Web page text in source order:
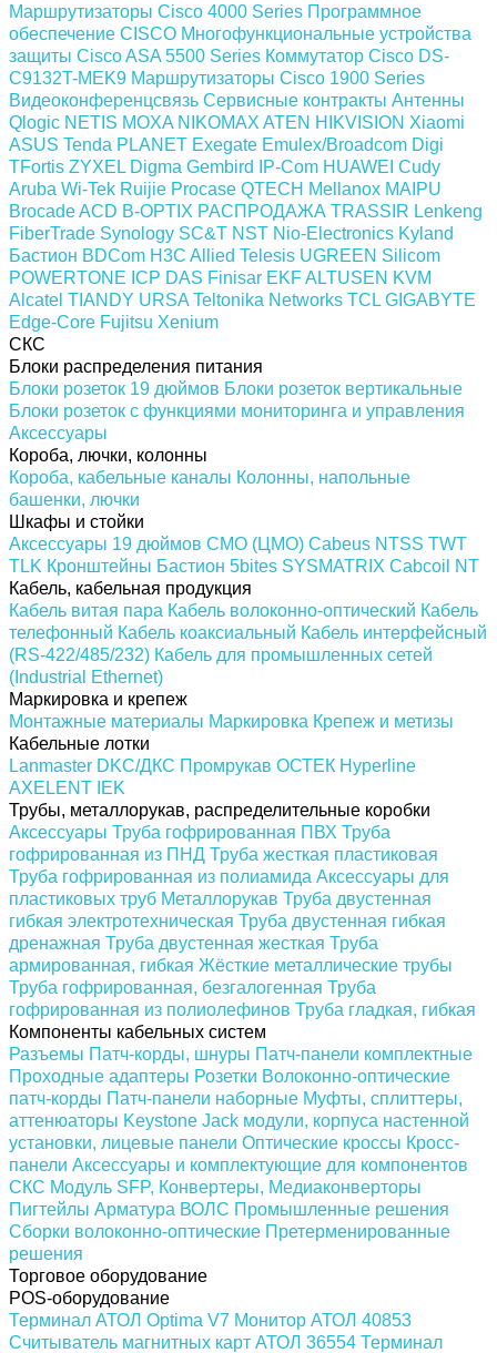
Маршрутизаторы Cisco 4000 Series Программное
обеспечение СISCO Многофункциональные устройства
защиты Cisco ASA 5500 Series Коммутатор Cisco DS-
C9132T-MEK9 Маршрутизаторы Cisco 1900 Series
Видеоконференцсвязь Сервисные контракты Антенны
Qlogic NETIS MOXA NIKOMAX ATEN HIKVISION Xiaomi
ASUS Tenda PLANET Exegate Emulex/Broadcom Digi
TFortis ZYXEL Digma Gembird IP-Com HUAWEI Cudy
Aruba Wi-Tek Ruijie Procase QTECH Mellanox MAIPU
BrocadeACD B-OPTIX РАСПРОДАЖА TRASSIR Lenkeng
FiberTrade Synology SC&T NST Nio-Electronics Kyland
Бастион BDCom H3C Allied Telesis UGREEN Silicom
POWERTONE ICP DAS Finisar EKFALTUSEN KVM
Alcatel TIANDY URSA Teltonika Networks TCL GIGABYTE
Edge-Core Fujitsu Xenium
СКС
Блоки распределения питания
Блоки розеток 19 дюймов Блоки розеток вертикальные
Блоки розеток с функциями мониторинга и управления
Аксессуары
Короба, лючки, колонны
Короба, кабельные каналы Колонны, напольные
башенки, лючки
Шкафы и стойки
Аксессуары 19 дюймов CMO (ЦМО) Cabeus NTSS TWT
TLK Кронштейны Бастион 5bites SYSMATRIX Cabcoil
NT
Кабель, кабельная продукция
Кабель витая пара Кабель волоконно-оптический Кабель
телефонный Кабель коаксиальный Кабель интерфейсный
(RS-422/485/232) Кабель для промышленных сетей
(Industrial Ethernet)
Маркировка и крепеж
Монтажные материалы Маркировка Крепеж и метизы
Кабельные лотки
Lanmaster DKC/ДКС Промрукав ОСТЕК Hyperline
AXELENT IEK
Трубы, металлорукав, распределительные коробки
Аксессуары Труба гофрированная ПВХ Труба
гофрированная из ПНД Труба жесткая пластиковая
Труба гофрированная из полиамида Аксессуары для
пластиковых труб Металлорукав Труба двустенная
гибкая электротехническая Труба двустенная гибкая
дренажная Труба двустенная жесткая Труба
армированная, гибкая Жёсткие металлические трубы
Труба гофрированная, безгалогенная Труба
гофрированная из полиолефинов Труба гладкая, гибкая
Компоненты кабельных систем
Разъемы Патч-корды, шнуры Патч-панели комплектные
Проходные адаптеры Розетки Волоконно-оптические
патч-корды Патч-панели наборные Муфты, сплиттеры,
аттенюаторы Keystone Jack модули, корпуса настенной
установки, лицевые панели Оптические кроссы Кросс-
панели Аксессуары и комплектующие для компонентов
СКС Модуль SFP, Конвертеры, Медиаконверторы
Пигтейлы Арматура ВОЛС Промышленные решения
Сборки волоконно-оптические Претерменированные
решения
Торговое оборудование
POS-оборудование
Терминал АТОЛ Optima V7 Монитор АТОЛ 40853
Считыватель магнитных карт АТОЛ 36554 Терминал